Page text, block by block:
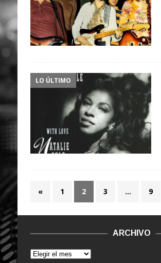
LO ÚLTIMO
« 1 2 3 … 9
ARCHIVO